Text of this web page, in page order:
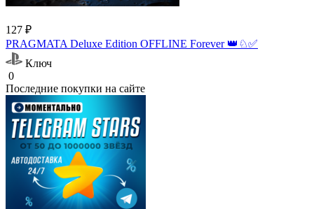
127 ₽
PRAGMATA Deluxe Edition OFFLINE Forever 👑♘✅
Ключ
0
Последние покупки на сайте